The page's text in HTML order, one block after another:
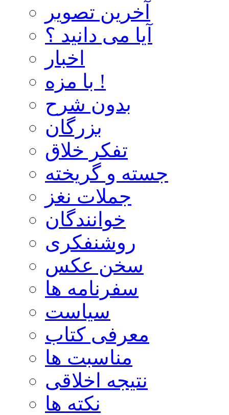
آخرین تصویر
آیا می دانید ؟
اخبار
با مزه !
بدون شرح
بزرگان
تفکر خلاق
جسته و گریخته
جملات نغز
خوانندگان
روشنفکری
سخن عکس
سفرنامه ها
سیاست
معرفی کتاب
مناسبت ها
نتیجه اخلاقی
نکته ها